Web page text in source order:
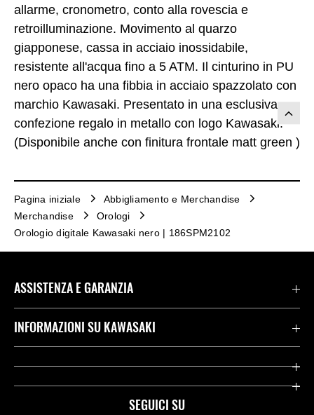
allarme, cronometro, conto alla rovescia e
retroilluminazione. Movimento al quarzo
giapponese, cassa in acciaio inossidabile,
resistente all'acqua fino a 5 ATM. Il cinturino in PU
nero opaco ha una fibbia in acciaio spazzolato con
marchio Kawasaki. Presentato in una esclusiva
confezione regalo in metallo con logo Kawasaki.
(Disponibile anche con finitura frontale matt green )
Pagina iniziale
Abbigliamento e Merchandise
Merchandise
Orologi
Orologio digitale Kawasaki nero | 186SPM2102
SEGUICI SU
ASSISTENZA E GARANZIA
Assistenza Stradale Kawasaki
Kawasaki Care
INFORMAZIONI SU KAWASAKI
Società